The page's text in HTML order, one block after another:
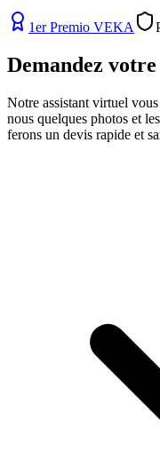
1er Premio VEKA
Demandez
Notre assistant virtuel
nous quelques photos et
ferons un devis rapide et